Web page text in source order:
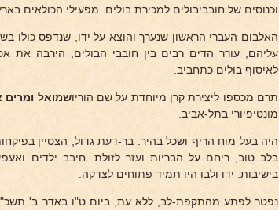
וכנוסים של חובביבולים למכירת בולים. מפעילי הכולאים
האלבום העברי הראשון שנערך והוצא על ידו, שנדפס כולו
עליהם, עורר הדים רבים בין חובבי הבולים, הירבה את
לאיסוף בולים כתחביב.
תרם מכספו ליצירת קרן מיוחדת על שם הוריושמואל
מונטיפיורי בתל-אביב.
היה בעל מוח הריף ושכל בהיר. בר-דעת גדול, הצטיין
בלב טוב, ריחם על הבריות ועזר לזולת. חיבב ילדים
בישיבות. ידו ולבו היו תמיד פתוחים לצדקה.